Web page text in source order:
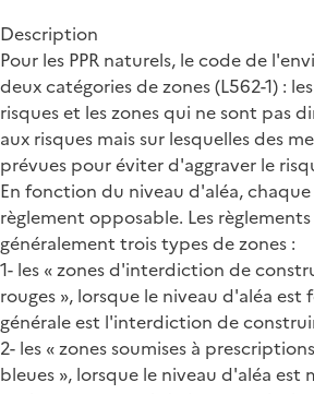
Description
Pour les PPR naturels, le code de
deux catégories de zones (L562-1) :
risques et les zones qui ne sont pas
aux risques mais sur lesquelles des
prévues pour éviter d'aggraver le
En fonction du niveau d'aléa,
règlement opposable. Les
généralement trois types de zones :
1- les « zones d'interdiction de
rouges », lorsque le niveau d'aléa
générale est l'interdiction de
2- les « zones soumises à
bleues », lorsque le niveau d'aléa est